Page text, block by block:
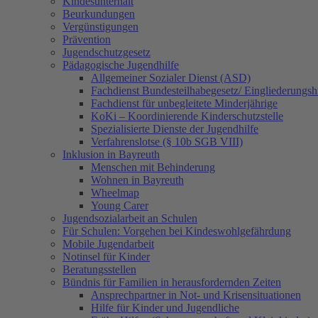
Beurkundungen
Vergünstigungen
Prävention
Jugendschutzgesetz
Pädagogische Jugendhilfe
Allgemeiner Sozialer Dienst (ASD)
Fachdienst Bundesteilhabegesetz/
Fachdienst für unbegleitete Minderjährige
KoKi – Koordinierende Kinderschutzstelle
Spezialisierte Dienste der Jugendhilfe
Verfahrenslotse (§ 10b SGB VIII)
Inklusion in Bayreuth
Menschen mit Behinderung
Wohnen in Bayreuth
Wheelmap
Young Carer
Jugendsozialarbeit an Schulen
Für Schulen: Vorgehen bei Kindeswohlgefährdung
Mobile Jugendarbeit
Notinsel für Kinder
Beratungsstellen
Bündnis für Familien in herausfordernden Zeiten
Ansprechpartner in Not- und Krisensituationen
Hilfe für Kinder und Jugendliche